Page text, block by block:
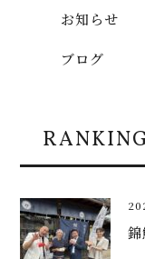
お知らせ
ブログ